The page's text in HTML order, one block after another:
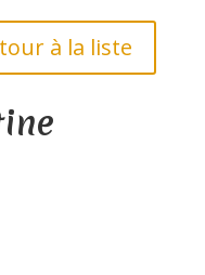
à la liste